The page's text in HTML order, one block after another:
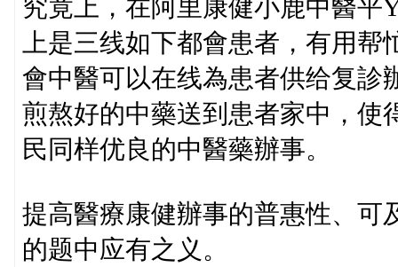
究竟上，在阿里康健小鹿中醫平
上是三线如下都會患者，有用
會中醫可以在线為患者供给复診
煎熬好的中藥送到患者家中，使
民同样优良的中醫藥辦事。
提高醫療康健辦事的普惠性、可
的题中应有之义。